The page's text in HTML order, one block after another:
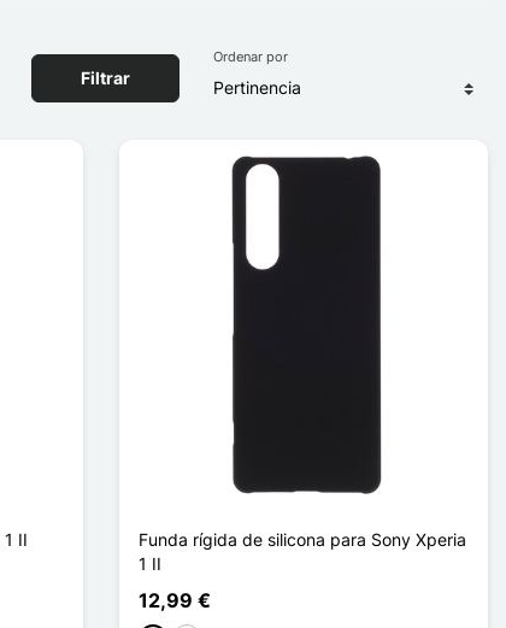
Filtrar
Ordenar por
II
Funda rígida de silicona para Sony Xperia
1 II
12,99 €